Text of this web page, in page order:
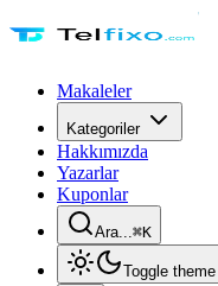
Makaleler
Kategoriler
Hakkımızda
Yazarlar
Kuponlar
Ara...⌘K
Toggle theme